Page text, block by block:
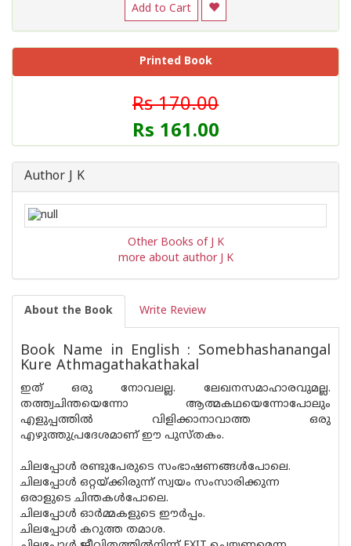
Add to Cart
Printed Book
Rs 170.00
Rs 161.00
Author J K
Other Books of J K
more about author J K
About the Book Write Review
Book Name in English : Somebhashanangal
Kure Athmagathakathakal
ഇത് ഒരു നോവലല്ല. ലേഖനസമാഹാരവുമല്ല.
തത്ത്വചിന്തയെന്നോ ആത്മകഥയെന്നോപോലും
എളുപ്പത്തില്‍ വിളിക്കാനാവാത്ത ഒരു
എഴുത്തുപ്രദേശമാണ് ഈ പുസ്തകം.
ചിലപ്പോള്‍ രണ്ടുപേരുടെ സംഭാഷണങ്ങള്‍പോലെ.
ചിലപ്പോള്‍ ഒറ്റയ്ക്കിരുന്ന് സ്വയം സംസാരിക്കുന്ന
ഒരാളുടെ ചിന്തകള്‍പോലെ.
ചിലപ്പോള്‍ ഓര്‍മ്മകളുടെ ഈര്‍പ്പം.
ചിലപ്പോള്‍ കറുത്ത തമാശ.